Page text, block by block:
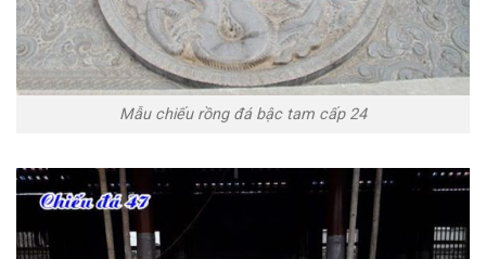
Mẫu chiếu rồng đá bậc tam cấp 24